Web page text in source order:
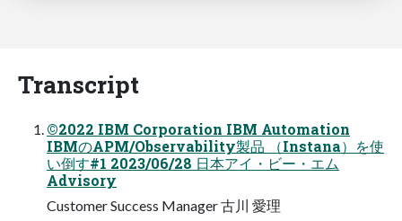
Transcript
©2022 IBM Corporation IBM Automation
IBMのAPM/Observability製品 （Instana）を使
い倒す#1 2023/06/28 ⽇本アイ・ビー・エム
Advisory
Customer Success Manager 古川 愛理